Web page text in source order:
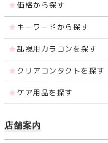
価格から探す
キーワードから探す
乱視用カラコンを探す
クリアコンタクトを探す
ケア用品を探す
店舗案内